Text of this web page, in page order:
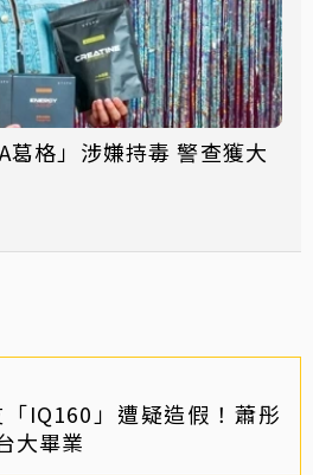
葛格」涉嫌持毒 警查獲大
IQ160」遭疑造假！蕭彤
大畢業